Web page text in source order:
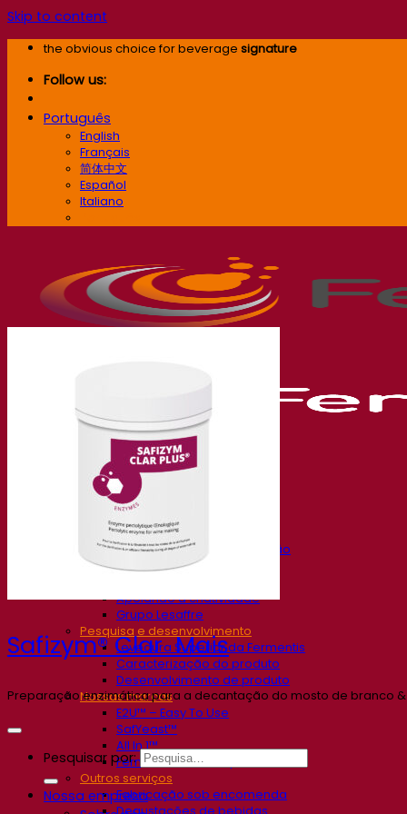
Skip to content
the obvious choice for beverage signature
Follow us:
Português
English
Français
简体中文
Español
Italiano
Nossa empresa
Sobre nós
Especialista em fermentação
O Campus Fermentis
Apoiando a criatividade
Grupo Lesaffre
Pesquisa e desenvolvimento
Levedura Superior da Fermentis
Caracterização do produto
Desenvolvimento de produto
Nossas marcas
E2U™ – Easy To Use
SafYeast™
All In 1™
Fermentis Academy™
Outros serviços
Fabricação sob encomenda
Safizym® Clar Mais
Preparação enzimática para a decantação do mosto de branco &
Pesquisar por:
Nossa empresa